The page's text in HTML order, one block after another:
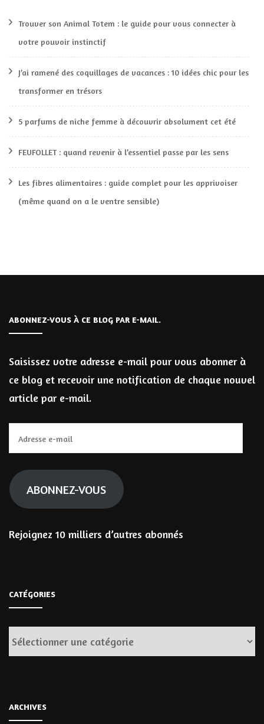
Trouver son Animal Totem : le guide pour vous connecter à
votre pouvoir instinctif
J’ai ramené des coquillages de vacances : 10 idées chic pour les
transformer en trésors
5 parfums de niche femme à découvrir absolument cet été
FEUFOLLET : quand revenir à l’essentiel passe par les sens
Les fibres alimentaires : guide complet pour les apprivoiser
(même quand on a le ventre sensible)
ABONNEZ-VOUS À CE BLOG PAR E-MAIL.
Saisissez votre adresse e-mail pour vous abonner à
ce blog et recevoir une notification de chaque nouvel
article par e-mail.
e-
mail
ABONNEZ-VOUS
Rejoignez 10 milliers d’autres abonnés
CATÉGORIES
Catégories
ARCHIVES